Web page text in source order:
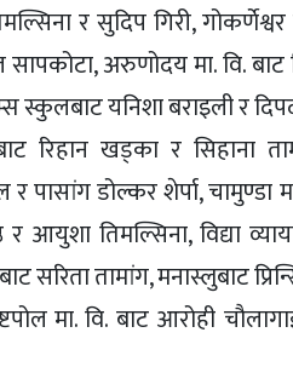
र सुदिप गिरी,
अरुणोदय मा. वि. बाट
स्कुलबाट यनिशा बराइली र
रिहान खड्का र सिहाना
डोल्कर शेर्पा, चामुण्डा
आयुशा तिमल्सिना, विद्या
तामांग, मनास्लुबाट
मा. वि. बाट आरोही